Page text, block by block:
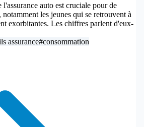
auto est cruciale pour de
les jeunes qui se retrouvent à
exorbitantes. Les chiffres parlent d'eux-
assurance#consommation